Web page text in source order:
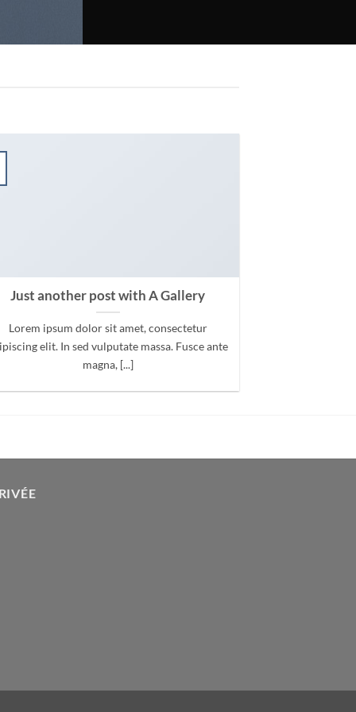
Just another post with A Gallery
Lorem ipsum dolor sit amet, consectetur
elit. In sed vulputate massa. Fusce ante
magna, [...]